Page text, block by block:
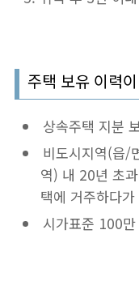
주택 보유 이력
상속주택 지분
비도시지역(읍/
역) 내 20년 초
택에 거주하다
시가표준 100